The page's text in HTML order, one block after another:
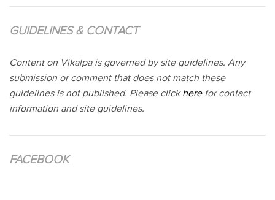
GUIDELINES & CONTACT
Content on Vikalpa is governed by site guidelines. Any
submission or comment that does not match these
guidelines is not published. Please clickherefor contact
information and site guidelines.
FACEBOOK